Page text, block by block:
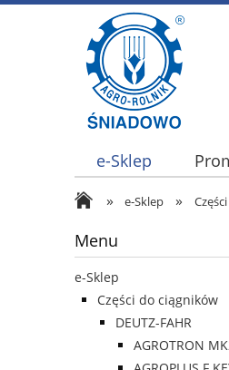
e-Sklep
» e-Sklep »
Menu
e-Sklep
Części do ciągników
DEUTZ-FAHR
AGROTRON